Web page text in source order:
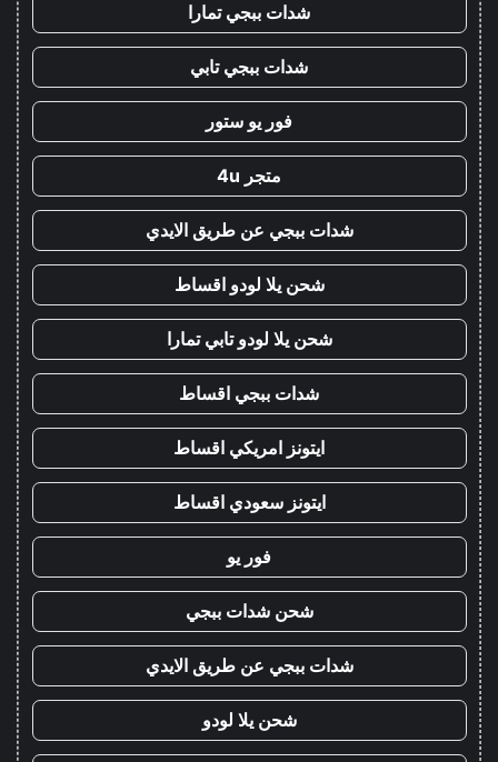
شدات ببجي تمارا
شدات ببجي تابي
فور يو ستور
متجر 4u
شدات ببجي عن طريق الايدي
شحن يلا لودو اقساط
شحن يلا لودو تابي تمارا
شدات ببجي اقساط
ايتونز امريكي اقساط
ايتونز سعودي اقساط
فور يو
شحن شدات ببجي
شدات ببجي عن طريق الايدي
شحن يلا لودو